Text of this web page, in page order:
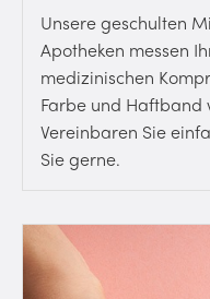
Unsere geschulten
Apotheken messen
medizinischen
Farbe und Haftband
Vereinbaren Sie
Sie gerne.